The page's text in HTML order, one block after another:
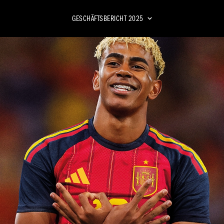
GESCHÄFTSBERICHT2025
und-Verlust-Rechnung
KONZERNANHANG
Allgemeine Angaben
Erläuterungen zur Konzernbilanz
Erläuterungen zur Konzern-
Verlust-Rechnung
Sonstige Erläuterungen
gesetzlichen Vertreter
Geschäfts­bericht
2024